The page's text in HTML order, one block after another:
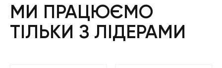
МИ ПРАЦЮЄМО
ТІЛЬКИ З ЛІДЕРАМИ